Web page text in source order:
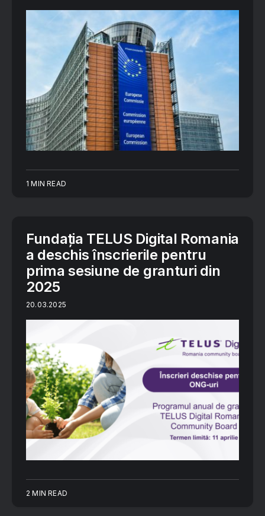
1 MIN READ
Fundația TELUS Digital Romania
a deschis înscrierile pentru
prima sesiune de granturi din
2025
20.03.2025
2 MIN READ